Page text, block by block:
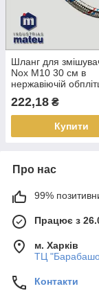
Шланг для
Nox М10 30 см в
нержавіючій
(пара)
222,18 ₴
Купити
Про нас
99%
Працює з
м. Харків
ТЦ
Контакти